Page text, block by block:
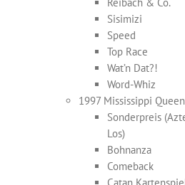
Sisimizi
Speed
Top Race
Wat’n Dat?!
Word-Whiz
1997 Mississippi
Sonderpreis
Los)
Bohnanza
Comeback
Catan